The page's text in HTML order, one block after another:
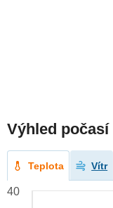
Výhled počasí
Teplota Vítr
40